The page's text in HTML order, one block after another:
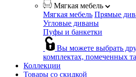
Мягкая мебель
Мягкая мебель Прямые
Угловые диваны
Пуфы и банкетки
Вы можете выбрать
комплектах, помеченных
Коллекции
Товары со скидкой